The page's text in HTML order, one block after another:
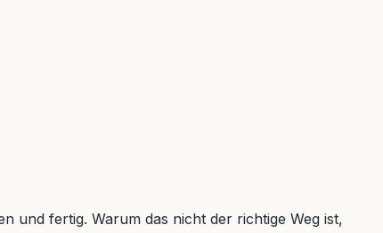
und fertig. Warum das nicht der richtige Weg ist,